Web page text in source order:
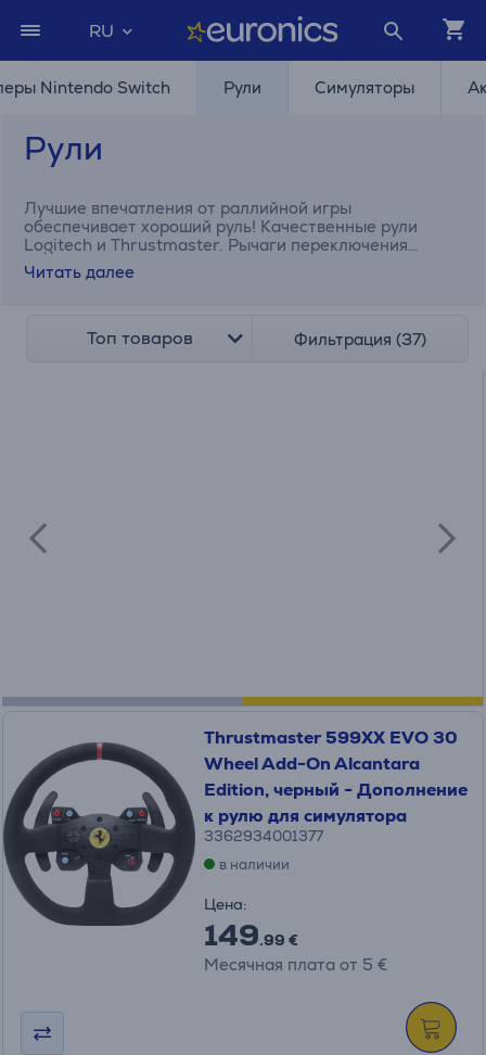
RU
Nintendo Switch Рули Симуляторы
Рули
Лучшие впечатления от раллийной игры
обеспечивает хороший руль! Качественные рули
Logitech и Thrustmaster. Рычаги переключения
передач, педали и дополнительные аксессуары.
Читать далее
Топ товаров Фильтрация (37)
Thrustmaster 599XX EVO 30
Wheel Add-On Alcantara
Edition, черный - Дополнение
к рулю для симулятора
3362934001377
в наличии
Цена:
149.99 €
Месячная плата от 5 €